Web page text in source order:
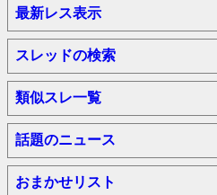
最新レス表示
スレッドの検索
類似スレ一覧
話題のニュース
おまかせリスト